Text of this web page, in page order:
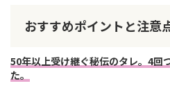
おすすめポイントと注意
50年以上受け継ぐ秘伝のタレ。4回
た。